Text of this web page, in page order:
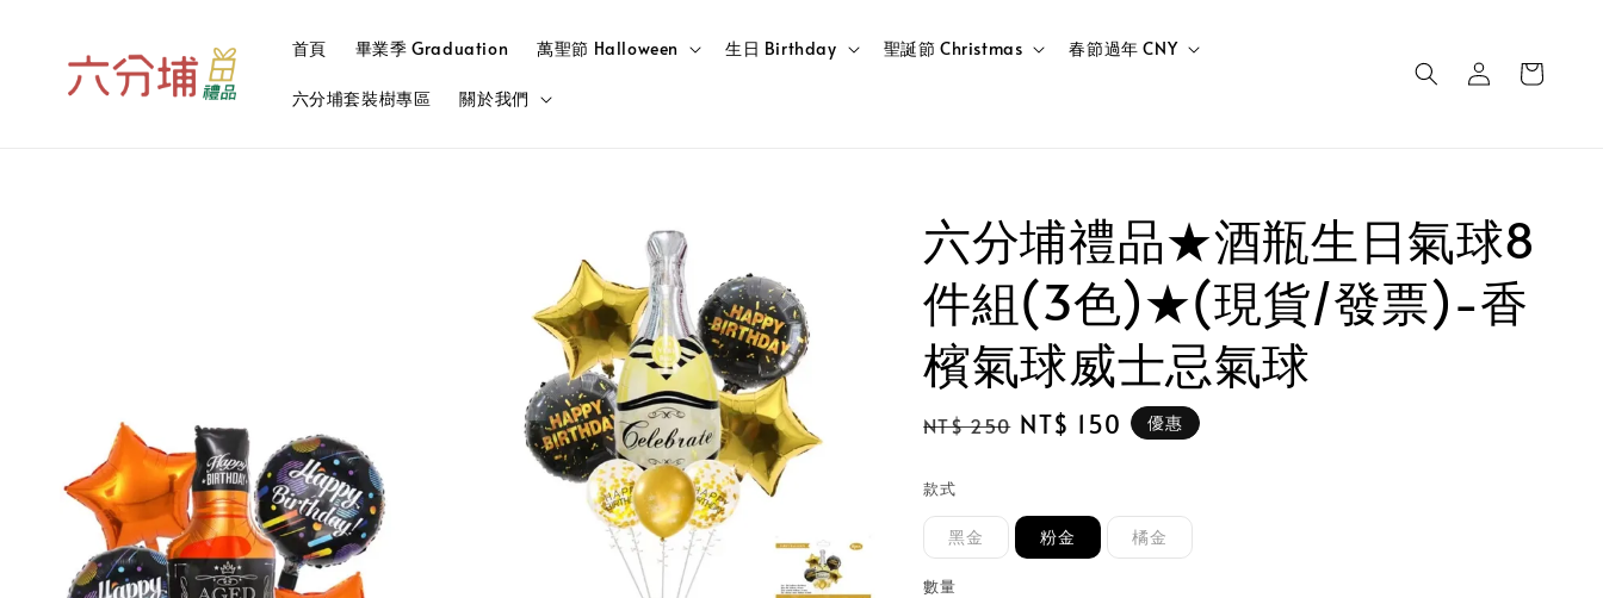
首頁 畢業季 Graduation 萬聖節 Halloween 生日 Birthday 聖誕節 Christmas 春節過年 CNY
六分埔套裝樹專區 關於我們
六分埔禮品★酒瓶生日氣球8
件組(3色)★(現貨/發票)-香
檳氣球威士忌氣球
Regular
NT$ 250 Sale
NT$ 150 優惠
款式
黑金 粉金 橘金
數量